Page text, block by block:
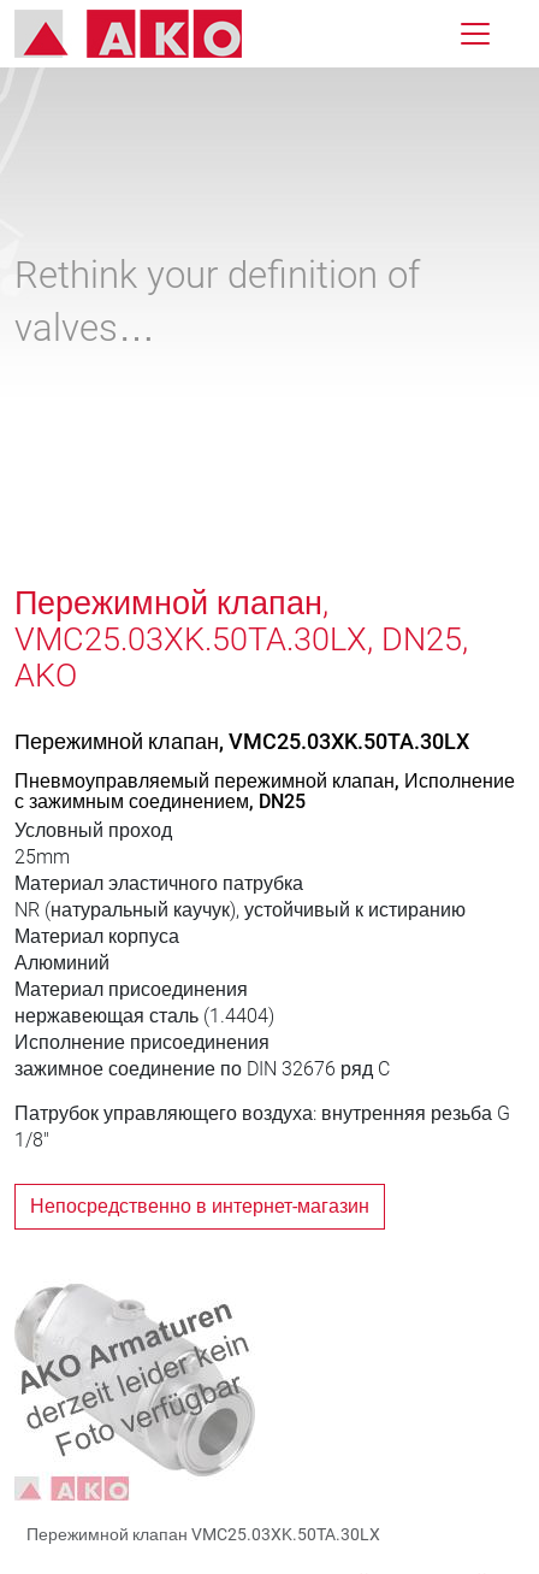
Rethink your definition of
valves…
Пережимной клапан,
VMC25.03XK.50TA.30LX, DN25,
AKO
Пережимной клапан, VMC25.03XK.50TA.30LX
Пневмоуправляемый пережимной клапан, Исполнение
с зажимным соединением, DN25
Условный проход
25mm
Материал эластичного патрубка
NR (натуральный каучук), устойчивый к истиранию
Материал корпуса
Алюминий
Материал присоединения
нержавеющая сталь (1.4404)
Исполнение присоединения
зажимное соединение по DIN 32676 ряд C
Патрубок управляющего воздуха: внутренняя резьба G
1/8"
Непосредственно в интернет-магазин
Пережимной клапан VMC25.03XK.50TA.30LX